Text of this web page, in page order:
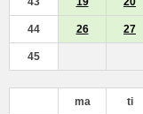
44 26 27
45
ma ti